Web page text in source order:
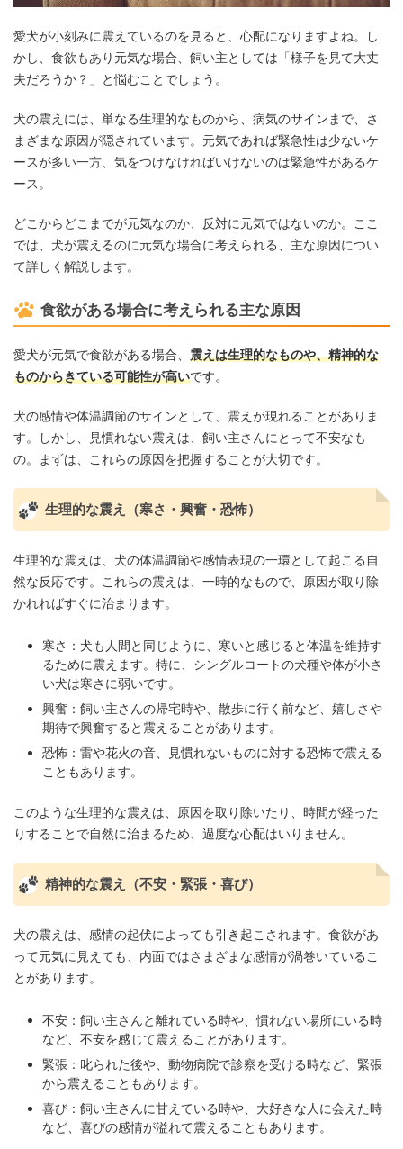
愛犬が小刻みに震えているのを見ると、心配になりますよね。し
かし、食欲もあり元気な場合、飼い主としては「様子を見て大丈
夫だろうか？」と悩むことでしょう。
犬の震えには、単なる生理的なものから、病気のサインまで、さ
まざまな原因が隠されています。元気であれば緊急性は少ないケ
ースが多い一方、気をつけなければいけないのは緊急性があるケ
ース。
どこからどこまでが元気なのか、反対に元気ではないのか。ここ
では、犬が震えるのに元気な場合に考えられる、主な原因につい
て詳しく解説します。
食欲がある場合に考えられる主な原因
愛犬が元気で食欲がある場合、 震えは生理的なものや、精神的な
ものからきている可能性が高いです。
犬の感情や体温調節のサインとして、震えが現れることがありま
す。しかし、見慣れない震えは、飼い主さんにとって不安なも
の。まずは、これらの原因を把握することが大切です。
生理的な震え（寒さ・興奮・恐怖）
生理的な震えは、犬の体温調節や感情表現の一環として起こる自
然な反応です。これらの震えは、一時的なもので、原因が取り除
かれればすぐに治まります。
寒さ：犬も人間と同じように、寒いと感じると体温を維持す
るために震えます。特に、シングルコートの犬種や体が小さ
い犬は寒さに弱いです。
興奮：飼い主さんの帰宅時や、散歩に行く前など、嬉しさや
期待で興奮すると震えることがあります。
恐怖：雷や花火の音、見慣れないものに対する恐怖で震える
こともあります。
このような生理的な震えは、原因を取り除いたり、時間が経った
りすることで自然に治まるため、過度な心配はいりません。
精神的な震え（不安・緊張・喜び）
犬の震えは、感情の起伏によっても引き起こされます。食欲があ
って元気に見えても、内面ではさまざまな感情が渦巻いているこ
とがあります。
不安：飼い主さんと離れている時や、慣れない場所にいる時
など、不安を感じて震えることがあります。
緊張：叱られた後や、動物病院で診察を受ける時など、緊張
から震えることもあります。
喜び：飼い主さんに甘えている時や、大好きな人に会えた時
など、喜びの感情が溢れて震えることもあります。